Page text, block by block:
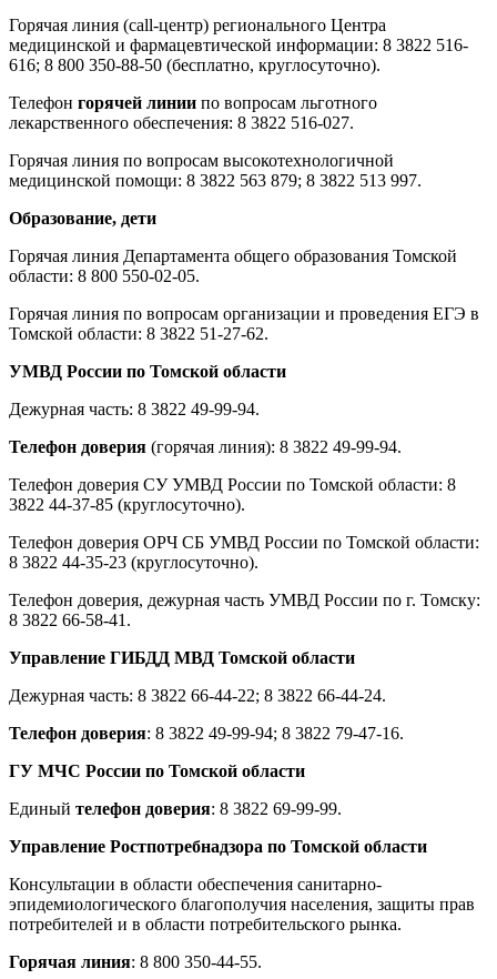
Горячая линия (call-центр) регионального Центра
медицинской и фармацевтической информации: 8 3822 516-
616; 8 800 350-88-50 (бесплатно, круглосуточно).
Телефон горячей линии по вопросам льготного
лекарственного обеспечения: 8 3822 516-027.
Горячая линия по вопросам высокотехнологичной
медицинской помощи: 8 3822 563 879; 8 3822 513 997.
Образование, дети
Горячая линия Департамента общего образования Томской
области: 8 800 550-02-05.
Горячая линия по вопросам организации и проведения ЕГЭ в
Томской области: 8 3822 51-27-62.
УМВД России по Томской области
Дежурная часть: 8 3822 49-99-94.
Телефон доверия (горячая линия): 8 3822 49-99-94.
Телефон доверия СУ УМВД России по Томской области: 8
3822 44-37-85 (круглосуточно).
Телефон доверия ОРЧ СБ УМВД России по Томской области:
8 3822 44-35-23 (круглосуточно).
Телефон доверия, дежурная часть УМВД России по г. Томску:
8 3822 66-58-41.
Управление ГИБДД МВД Томской области
Дежурная часть: 8 3822 66-44-22; 8 3822 66-44-24.
Телефон доверия: 8 3822 49-99-94; 8 3822 79-47-16.
ГУ МЧС России по Томской области
Единый телефон доверия: 8 3822 69-99-99.
Управление Ростпотребнадзора по Томской области
Консультации в области обеспечения санитарно-
эпидемиологического благополучия населения, защиты прав
потребителей и в области потребительского рынка.
Горячая линия: 8 800 350-44-55.